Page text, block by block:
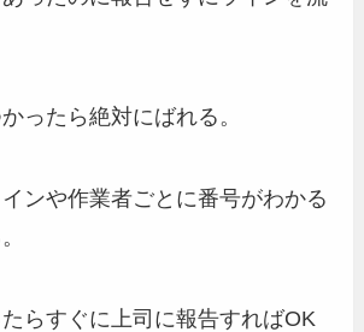
ったら絶対にばれる。
ンや作業者ごとに番号がわかる
らすぐに上司に報告すればOK